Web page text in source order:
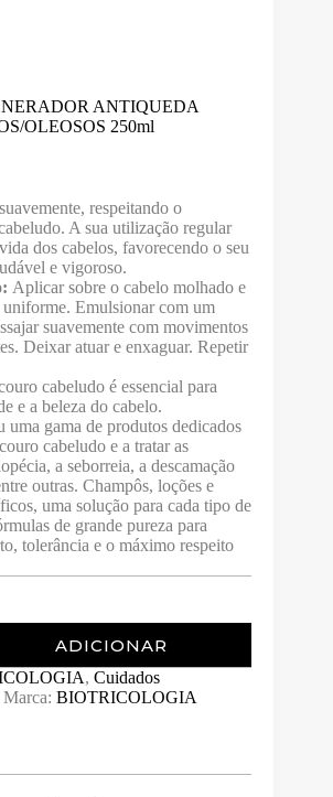
ANTIQUEDA
OLEOSOS 250ml
respeitando o
A sua utilização regular
dos cabelos, favorecendo o seu
e vigoroso.
Aplicar sobre o cabelo molhado e
uniforme. Emulsionar com um
suavemente com movimentos
Deixar atuar e enxaguar. Repetir
cabeludo é essencial para
e a beleza do cabelo.
gama de produtos dedicados
cabeludo e a tratar as
a seborreia, a descamação
outras. Champôs, loções e
uma solução para cada tipo de
de grande pureza para
tolerância e o máximo respeito
ADICIONAR
, Cuidados
Marca: BIOTRICOLOGIA